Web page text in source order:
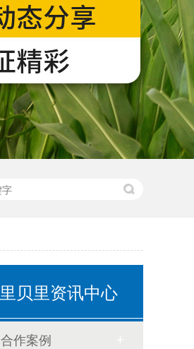
里贝里资讯中心
合作案例